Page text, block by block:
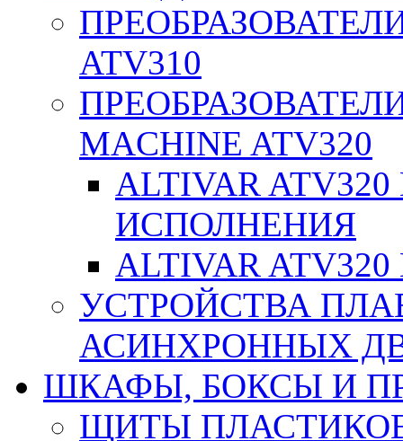
ATV310
MACHINE ATV320
ALTIVAR
ИСПОЛНЕНИЯ
ALTIVAR
УСТРОЙСТВА
АСИНХРОННЫХ
ШКАФЫ, БОКСЫ И
ЩИТЫ